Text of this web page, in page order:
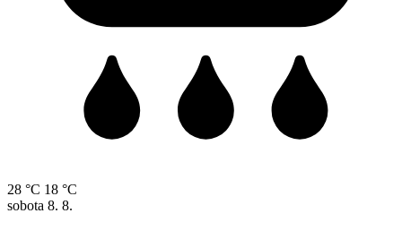
28 °C 18 °C
sobota 8. 8.